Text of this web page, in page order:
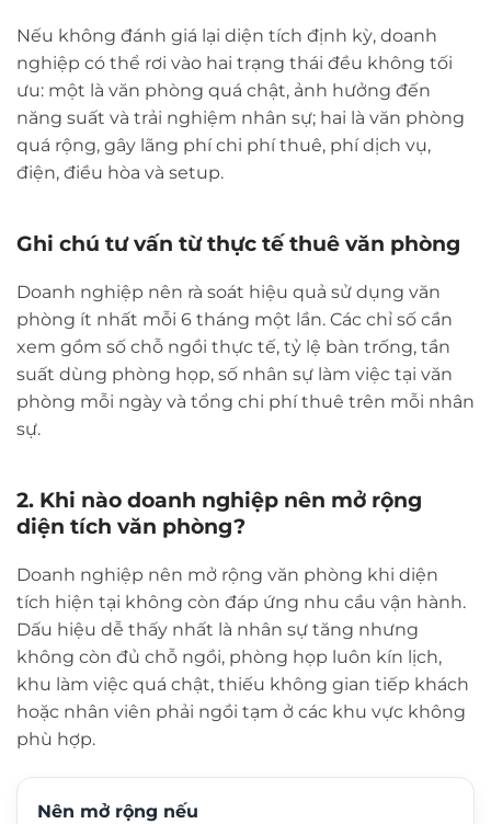
Nếu không đánh giá lại diện tích định kỳ, doanh
nghiệp có thể rơi vào hai trạng thái đều không tối
ưu: một là văn phòng quá chật, ảnh hưởng đến
năng suất và trải nghiệm nhân sự; hai là văn phòng
quá rộng, gây lãng phí chi phí thuê, phí dịch vụ,
điện, điều hòa và setup.
Ghi chú tư vấn từ thực tế thuê văn phòng
Doanh nghiệp nên rà soát hiệu quả sử dụng văn
phòng ít nhất mỗi 6 tháng một lần. Các chỉ số cần
xem gồm số chỗ ngồi thực tế, tỷ lệ bàn trống, tần
suất dùng phòng họp, số nhân sự làm việc tại văn
phòng mỗi ngày và tổng chi phí thuê trên mỗi nhân
sự.
2. Khi nào doanh nghiệp nên mở rộng
diện tích văn phòng?
Doanh nghiệp nên mở rộng văn phòng khi diện
tích hiện tại không còn đáp ứng nhu cầu vận hành.
Dấu hiệu dễ thấy nhất là nhân sự tăng nhưng
không còn đủ chỗ ngồi, phòng họp luôn kín lịch,
khu làm việc quá chật, thiếu không gian tiếp khách
hoặc nhân viên phải ngồi tạm ở các khu vực không
phù hợp.
Nên mở rộng nếu